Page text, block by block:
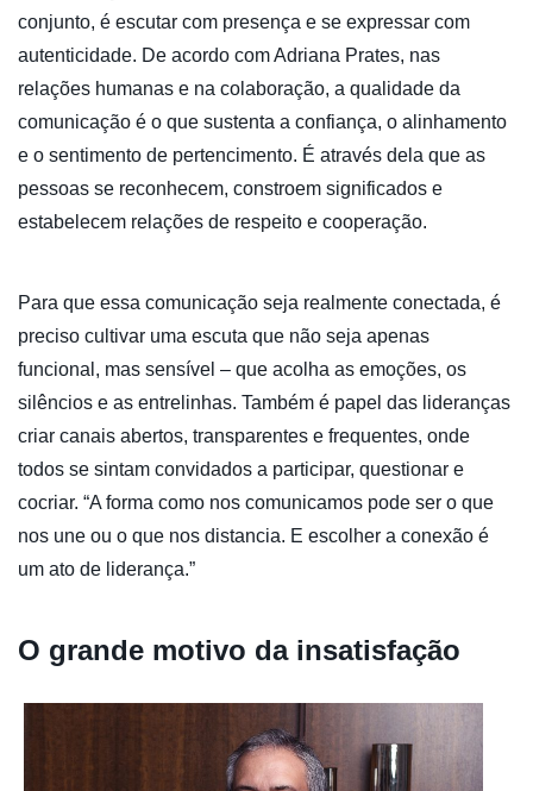
conjunto, é escutar com presença e se expressar com
autenticidade. De acordo com Adriana Prates, nas
relações humanas e na colaboração, a qualidade da
comunicação é o que sustenta a confiança, o alinhamento
e o sentimento de pertencimento. É através dela que as
pessoas se reconhecem, constroem significados e
estabelecem relações de respeito e cooperação.
Para que essa comunicação seja realmente conectada, é
preciso cultivar uma escuta que não seja apenas
funcional, mas sensível – que acolha as emoções, os
silêncios e as entrelinhas. Também é papel das lideranças
criar canais abertos, transparentes e frequentes, onde
todos se sintam convidados a participar, questionar e
cocriar. “A forma como nos comunicamos pode ser o que
nos une ou o que nos distancia. E escolher a conexão é
um ato de liderança.”
O grande motivo da insatisfação